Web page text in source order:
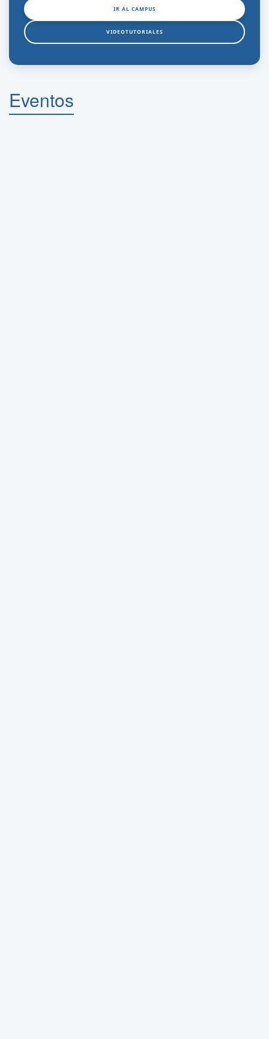
IR AL CAMPUS
VIDEOTUTORIALES
Eventos